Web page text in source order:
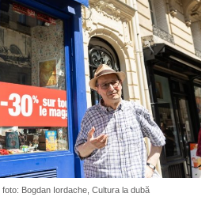
Bogdan Iordache, Cultura la dubă